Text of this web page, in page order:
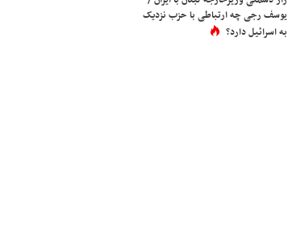
یوسف رجی چه ارتباطی با حزب نزدیک
به اسرائیل دارد؟